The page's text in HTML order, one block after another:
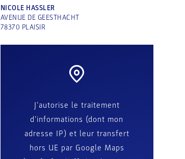
NICOLE HASSLER
AVENUE DE GEESTHACHT
78370 PLAISIR
J'autorise le traitement
d'informations (dont mon
adresse IP) et leur transfert
hors UE par Google Maps